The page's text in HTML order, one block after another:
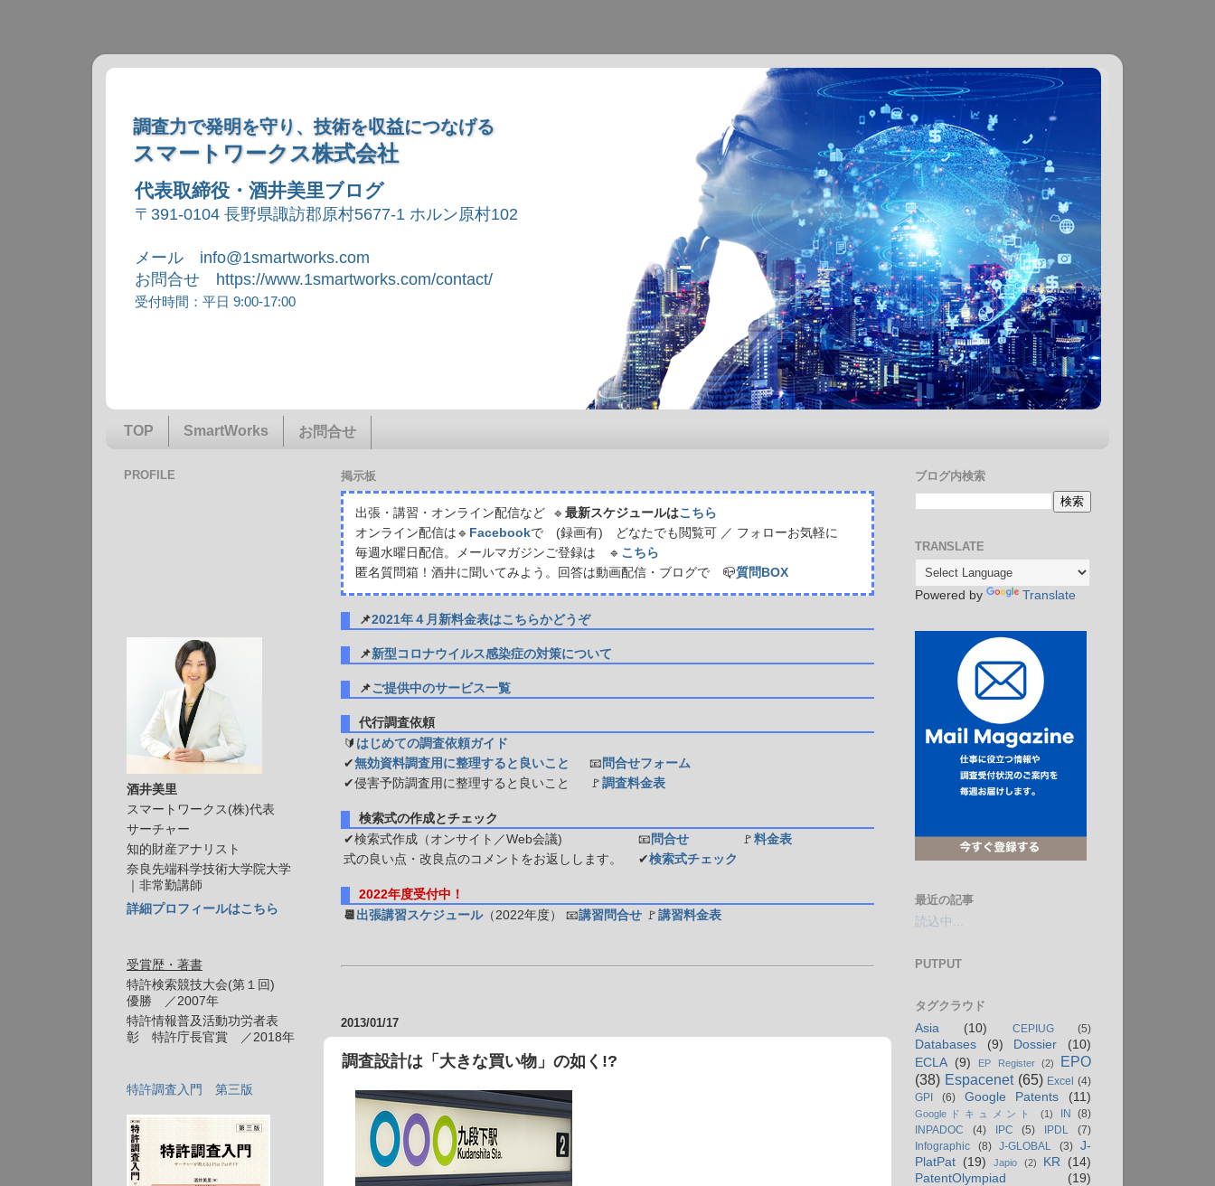
調査力で発明を守り、技術を収益につなげる
スマートワークス株式会社
代表取締役・酒井美里ブログ
〒391-0104 長野県諏訪郡原村5677-1 ホルン原村102
メール info@1smartworks.com
お問合せ https://www.1smartworks.com/contact/
受付時間：平日 9:00-17:00
TOP SmartWorks お問合せ
掲示板
出張・講習・オンライン配信など 🔹 最新スケジュールはこちら
オンライン配信は🔹 Facebookで (録画有) どなたでも閲覧可 ／ フォローお気軽に
毎週水曜日配信。メールマガジンご登録は 🔹 こちら
匿名質問箱！酒井に聞いてみよう。回答は動画配信・ブログで 📪質問BOX
📌2021年４月新料金表はこちらかどうぞ
📌新型コロナウイルス感染症の対策について
📌ご提供中のサービス一覧
代行調査依頼
🔰 はじめての調査依頼ガイド
✔無効資料調査用に整理すると良いこと 📧 問合せフォーム
✔侵害予防調査用に整理すると良いこと
🚩 調査料金表
検索式の作成とチェック
✔検索式作成（オンサイト／Web会議)
📧 問合せ 🚩 料金表
式の良い点・改良点のコメントをお返しします。
✔検索式チェック
2022年度受付中！
📆 出張講習スケジュール（2022年度） 📧講習問合せ 🚩 講習料金表
2013/01/17
調査設計は「大きな買い物」の如く!?
PROFILE
酒井美里
スマートワークス(株)代表
サーチャー
知的財産アナリスト
奈良先端科学技術大学院大学
｜非常勤講師
詳細プロフィールはこちら
受賞歴・著書
特許検索競技大会(第１回)
優勝 ／2007年
特許情報普及活動功労者表
彰 特許庁長官賞 ／2018年
特許調査入門 第三版
ブログ内検索
TRANSLATE
Powered by Translate
最近の記事
読込中...
PUTPUT
タグクラウド
Asia
(10) CEPIUG (5)
Databases (9) Dossier
(10)
ECLA (9) EP Register (2)
EPO
(38) Espacenet (65) Excel (4)
GPI
(6) Google Patents (11)
Googleドキュメント (1) IN (8)
INPADOC
(4) IPC (5) IPDL
(7)
Infographic
(8) J-GLOBAL (3)
J-
PlatPat (19) Japio (2) KR
(14)
PatentOlympiad
(19)